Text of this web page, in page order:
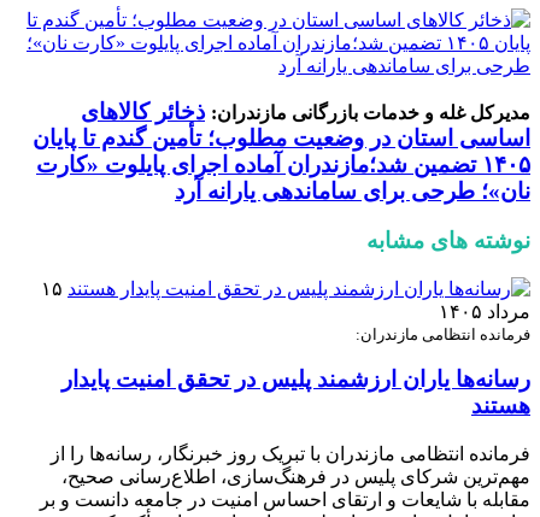
مدیرکل غله و خدمات بازرگانی مازندران: ذخائر کالاهای
اساسی استان در وضعیت مطلوب؛ تأمین گندم تا پایان
۱۴۰۵ تضمین شد؛مازندران آماده اجرای پایلوت «کارت
نان»؛ طرحی برای ساماندهی یارانه آرد
نوشته های مشابه
۱۵
مرداد ۱۴۰۵
فرمانده انتظامی مازندران:
رسانه‌ها یاران ارزشمند پلیس در تحقق امنیت پایدار
هستند
فرمانده انتظامی مازندران با تبریک روز خبرنگار، رسانه‌ها را از
مهم‌ترین شرکای پلیس در فرهنگ‌سازی، اطلاع‌رسانی صحیح،
مقابله با شایعات و ارتقای احساس امنیت در جامعه دانست و بر